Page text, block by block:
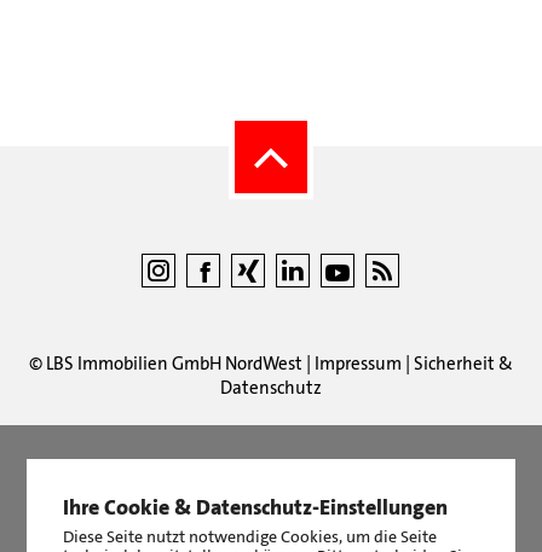
© LBS Immobilien GmbH NordWest | Impressum | Sicherheit &
Datenschutz
LBS Immobilien GmbH NordWesthat 4,87von5Sternen
|
Bewertungen auf ProvenExpert.com
Ihre Cookie & Datenschutz-Einstellungen
Diese Seite nutzt notwendige Cookies, um die Seite